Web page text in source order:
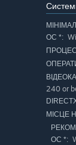
ОС *:
240 or
МІСЦЕ
ОС *: